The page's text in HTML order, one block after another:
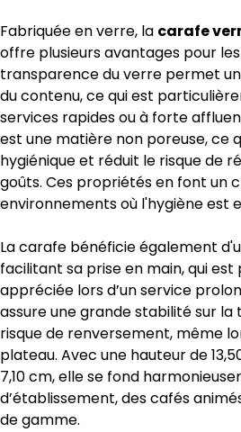
Fabriquée en verre, la carafe
offre plusieurs avantages pour
transparence du verre permet
du contenu, ce qui est
services rapides ou à forte
est une matière non poreuse, ce
hygiénique et réduit le risque de
goûts. Ces propriétés en font un
environnements où l'hygiène est
La carafe bénéficie également
facilitant sa prise en main, qui
appréciée lors d’un service
assure une grande stabilité sur la
risque de renversement, même
plateau. Avec une hauteur de
7,10 cm, elle se fond
d’établissement, des cafés
de gamme.